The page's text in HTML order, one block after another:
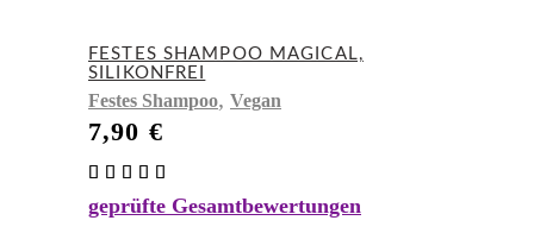
FESTES SHAMPOO MAGICAL,
SILIKONFREI
Festes Shampoo, Vegan
7,90 €
4.97
geprüfte Gesamtbewertungen